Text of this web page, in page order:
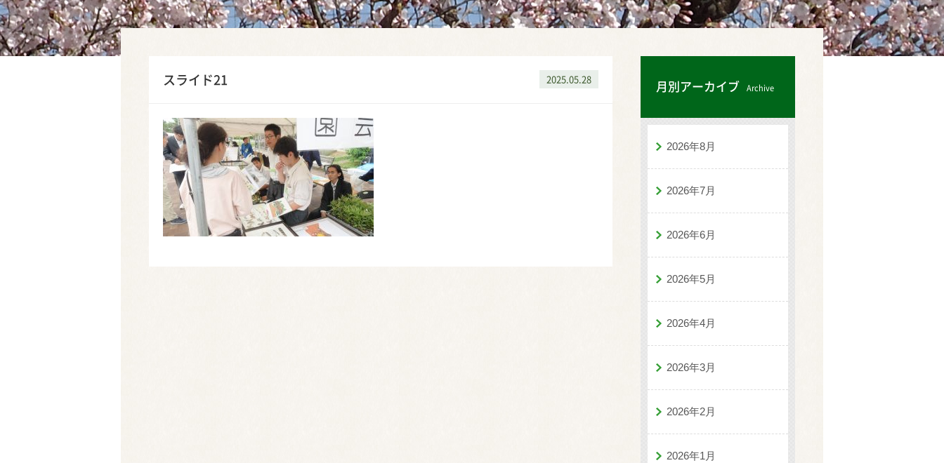
2025.05.28
スライド21 月別アーカイブ Archive
2026年8月
2026年7月
2026年6月
2026年5月
2026年4月
2026年3月
2026年2月
2026年1月